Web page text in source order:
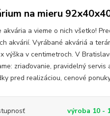
na mieru
akvária a vieme o nich všetko!
akvárií. Vyrábané akváriá a
výška v centimetroch. V
zriaďovanie, pravidelný servis
pred realizáciou, cenové
výroba 10 -